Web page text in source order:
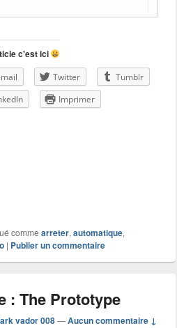
c'est ici
Twitter
Tumblr
Imprimer
comme arreter, automatique,
| Publier un commentaire
: The Prototype
vador 008 —Aucun commentaire ↓